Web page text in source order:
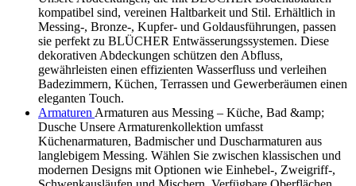
kompatibel sind, vereinen Haltbarkeit und Stil. Erhältlich in
Messing-, Bronze-, Kupfer- und Goldausführungen, passen
sie perfekt zu BLÜCHER Entwässerungssystemen. Diese
dekorativen Abdeckungen schützen den Abfluss,
gewährleisten einen effizienten Wasserfluss und verleihen
Badezimmern, Küchen, Terrassen und Gewerberäumen einen
eleganten Touch.
Armaturen Armaturen aus Messing – Küche, Bad &amp;
Dusche Unsere Armaturenkollektion umfasst
Küchenarmaturen, Badmischer und Duscharmaturen aus
langlebigem Messing. Wählen Sie zwischen klassischen und
modernen Designs mit Optionen wie Einhebel-, Zweigriff-,